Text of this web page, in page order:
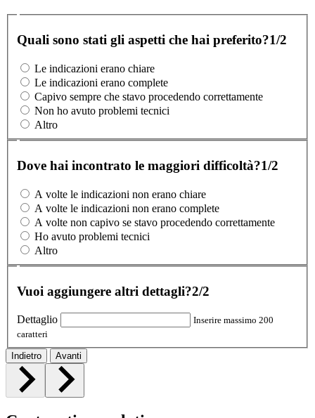
Quali sono stati gli aspetti che hai preferito?1/2
Le indicazioni erano chiare
Le indicazioni erano complete
Capivo sempre che stavo procedendo correttamente
Non ho avuto problemi tecnici
Altro
Dove hai incontrato le maggiori difficoltà?1/2
A volte le indicazioni non erano chiare
A volte le indicazioni non erano complete
A volte non capivo se stavo procedendo correttamente
Ho avuto problemi tecnici
Altro
Vuoi aggiungere altri dettagli?2/2
Dettaglio
Inserire massimo 200
caratteri
Indietro Avanti